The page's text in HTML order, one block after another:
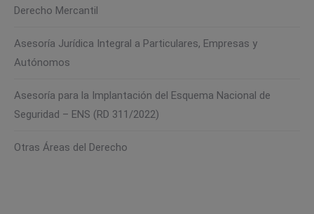
Derecho Mercantil
Asesoría Jurídica Integral a Particulares, Empresas y
Autónomos
Asesoría para la Implantación del Esquema Nacional de
Seguridad – ENS (RD 311/2022)
Otras Áreas del Derecho